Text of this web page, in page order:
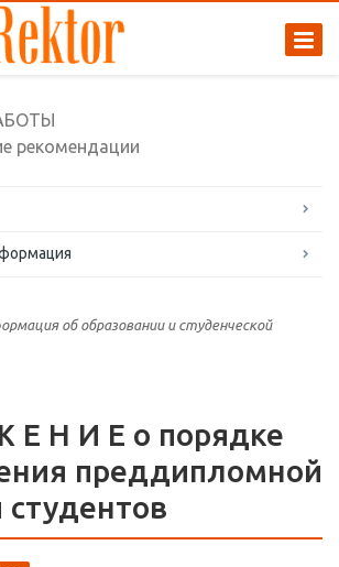
рекомендации
об образовании и студенческой
Н И Е о порядке
преддипломной
студентов